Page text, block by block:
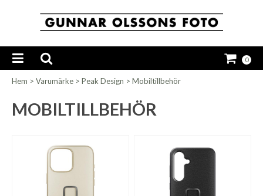
0
Hem > Varumärke > Peak Design > Mobiltillbehör
MOBILTILLBEHÖR